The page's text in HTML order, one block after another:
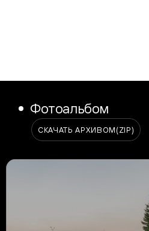
Фотоальбом
СКАЧАТЬ АРХИВОМ(ZIP)